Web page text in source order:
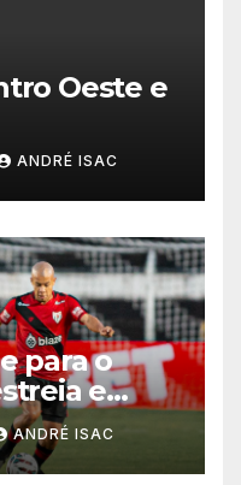
Oeste e
ANDRÉ ISAC
para o
e
a Série B
ANDRÉ ISAC